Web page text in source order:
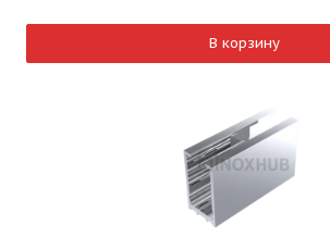
В корзину